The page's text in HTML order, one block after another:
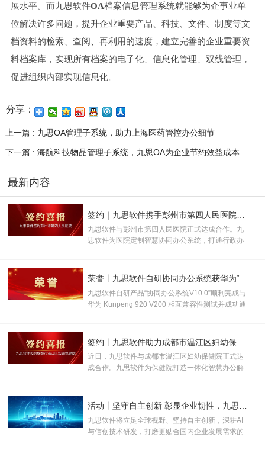
展水平。而九思软件OA档案信息管理系统就能够为企事业单
位解决许多问题，提升企业重要产品、科技、文件、制度等文
档资料的检索、查阅、再利用的速度，建立完善的企业重要资
料档案库，实现所有档案的电子化、信息化管理、双线管理，
促进组织内部实现信息化。
分享：
上一篇 : 九思OA管理子系统，助力上海医药管控办公细节
下一篇 : 海航科技物品管理子系统，九思OA为企业节约效益成本
最新内容
九思软件与彭州市第四人民医院正式达成合作。九
思软件为医院定制智慧协同办公系统，打通行政办
范化、办公智慧化建设，赋能医院高质量发展。
九思软件自研产品“协同办公系统V10.0”顺利完成与
华为 Kunpeng 920 V200 相互兼容性测试并成功通
用权”。
近日，九思软件与成都市温江区妇幼保健院正式达
成合作。九思软件为保健院打造一体化智慧办公解
疗服务向数字化、规范化、智能化升级。
活动丨坚守自主创新 彰显企业韧性，九思软件助力产业数实融合
九思软件将立足全球视野、坚持自主创新，深耕AI
与信创技术研发，打磨更贴合国内企业发展需求的